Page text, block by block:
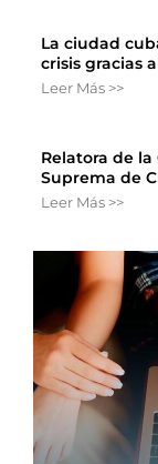
La ciudad
crisis gracias
Leer Más >>
Relatora de
Suprema de
Leer Más >>